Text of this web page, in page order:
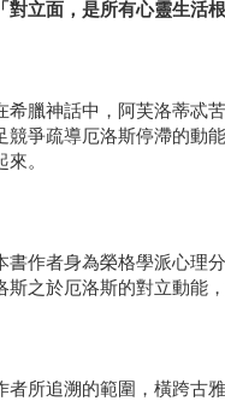
面，是所有心靈生活根
神話中，阿芙洛蒂忒苦
競爭疏導厄洛斯停滯的動
。
者身為榮格學派心理分
斯之於厄洛斯的對立動能
追溯的範圍，橫跨古雅